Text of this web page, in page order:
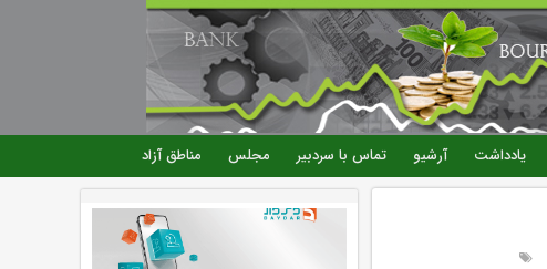
یادداشت آرشیو تماس با سردبیر مجلس مناطق آزاد